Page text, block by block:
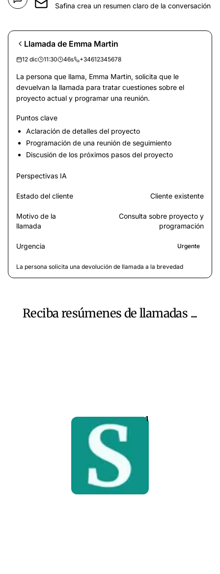
Llamada de Emma Martin
12 dic 11:30 46s +34612345678
La persona que llama, Emma Martin, solicita que le
devuelvan la llamada para tratar cuestiones sobre el
proyecto actual y programar una reunión.
Puntos clave
Aclaración de detalles del proyecto
Programación de una reunión de seguimiento
Discusión de los próximos pasos del proyecto
Perspectivas IA
Estado del cliente Cliente existente
Motivo de la
llamada
Consulta sobre proyecto y
programación
Urgencia Urgente
La persona solicita una devolución de llamada a la brevedad
Safina crea un resumen claro de la conversación
Reciba resúmenes de llamadas ...
1